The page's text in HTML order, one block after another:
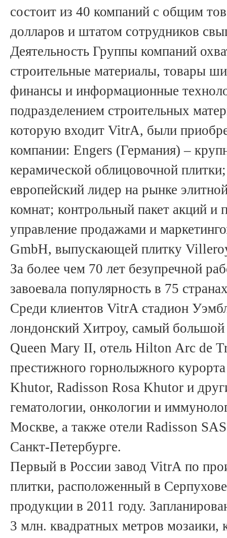
состоит из 40 компаний с общим
долларов и штатом сотрудников
Деятельность Группы компаний
строительные материалы, товары
финансы и информационные
подразделением строительных
которую входит VitrA, были
компании: Engers (Германия) –
керамической облицовочной
европейский лидер на рынке
комнат; контрольный пакет акций и
управление продажами и
GmbH, выпускающей плитку
За более чем 70 лет безупречной
завоевала популярность в 75
Среди клиентов VitrA стадион
лондонский Хитроу, самый
Queen Mary II, отель Hilton Arc de
престижного горнолыжного
Khutor, Radisson Rosa Khutor и
гематологии, онкологии и
Москве, а также отели Radisson
Санкт-Петербурге.
Первый в России завод VitrA по
плитки, расположенный в
продукции в 2011 году.
3 млн. квадратных метров мозаики,